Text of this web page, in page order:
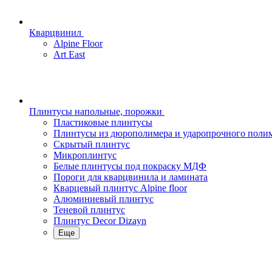
Кварцвинил
Alpine Floor
Art East
Плинтусы напольные, порожки
Пластиковые плинтусы
Плинтусы из дюрополимера и ударопрочного
Скрытый плинтус
Микроплинтус
Белые плинтусы под покраску МДФ
Пороги для кварцвинила и ламината
Кварцевый плинтус Alpine floor
Алюминиевый плинтус
Теневой плинтус
Плинтус Decor Dizayn
Еще